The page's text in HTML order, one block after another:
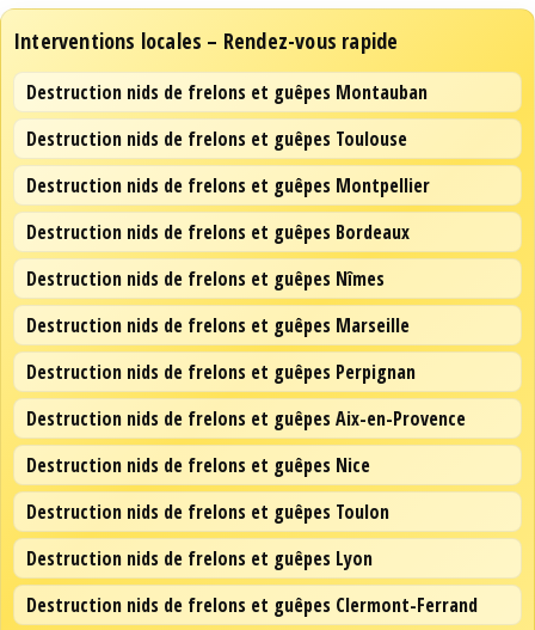
Interventions locales – Rendez-vous rapide
Destruction nids de frelons et guêpes Montauban
Destruction nids de frelons et guêpes Toulouse
Destruction nids de frelons et guêpes Montpellier
Destruction nids de frelons et guêpes Bordeaux
Destruction nids de frelons et guêpes Nîmes
Destruction nids de frelons et guêpes Marseille
Destruction nids de frelons et guêpes Perpignan
Destruction nids de frelons et guêpes Aix-en-Provence
Destruction nids de frelons et guêpes Nice
Destruction nids de frelons et guêpes Toulon
Destruction nids de frelons et guêpes Lyon
Destruction nids de frelons et guêpes Clermont-Ferrand